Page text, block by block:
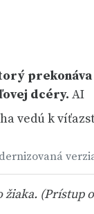
dcéry. AI
vedú k
(Prístup